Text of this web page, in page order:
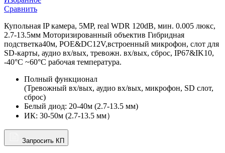
Сравнить
Купольная IP камера, 5MP, real WDR 120dB, мин. 0.005 люкс,
2.7-13.5мм Моторизированный объектив Гибридная
подстветка40м, POE&DC12V,встроенный микрофон, слот для
SD-карты, аудио вх/вых, тревожн. вх/вых, сброс, IP67&IK10,
-40°C ~60°C рабочая температура.
Полный функционал
(Тревожный вх/вых, аудио вх/вых, микрофон, SD слот,
сброс)
Белый диод: 20-40м (2.7-13.5 мм)
ИК: 30-50м (2.7-13.5 мм）
Запросить КП